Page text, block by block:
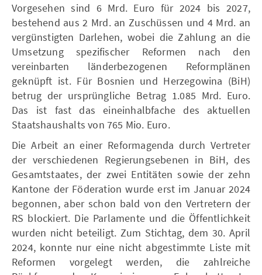
Vorgesehen sind 6 Mrd. Euro für 2024 bis 2027,
bestehend aus 2 Mrd. an Zuschüssen und 4 Mrd. an
vergünstigten Darlehen, wobei die Zahlung an die
Umsetzung spezifischer Reformen nach den
vereinbarten länderbezogenen Reformplänen
geknüpft ist. Für Bosnien und Herzegowina (BiH)
betrug der ursprüngliche Betrag 1.085 Mrd. Euro.
Das ist fast das eineinhalbfache des aktuellen
Staatshaushalts von 765 Mio. Euro.
Die Arbeit an einer Reformagenda durch Vertreter
der verschiedenen Regierungsebenen in BiH, des
Gesamtstaates, der zwei Entitäten sowie der zehn
Kantone der Föderation wurde erst im Januar 2024
begonnen, aber schon bald von den Vertretern der
RS blockiert. Die Parlamente und die Öffentlichkeit
wurden nicht beteiligt. Zum Stichtag, dem 30. April
2024, konnte nur eine nicht abgestimmte Liste mit
Reformen vorgelegt werden, die zahlreiche